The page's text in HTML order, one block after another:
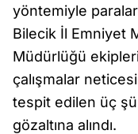
yöntemiyle
Bilecik İl Emniyet
Müdürlüğü
çalışmalar
tespit edilen üç
gözaltına alındı.